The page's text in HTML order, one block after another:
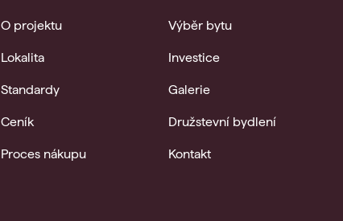
O projektu Výběr bytu
Lokalita Investice
Standardy Galerie
Ceník Družstevní bydlení
Proces nákupu Kontakt